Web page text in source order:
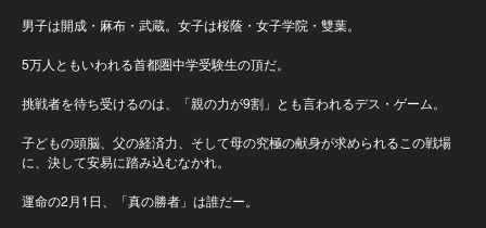
男子は開成・麻布・武蔵。女子は桜蔭・女子学院・雙葉。
5万人ともいわれる首都圏中学受験生の頂だ。
挑戦者を待ち受けるのは、「親の力が9割」とも言われるデス・ゲーム。
子どもの頭脳、父の経済力、そして母の究極の献身が求められるこの戦場
に、決して安易に踏み込むなかれ。
運命の2月1日、「真の勝者」は誰だー。